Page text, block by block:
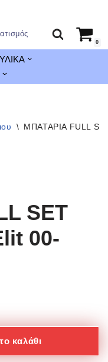
0
\ ΜΠΑΤΑΡΙΑ FULL
SET
00-
καλάθι